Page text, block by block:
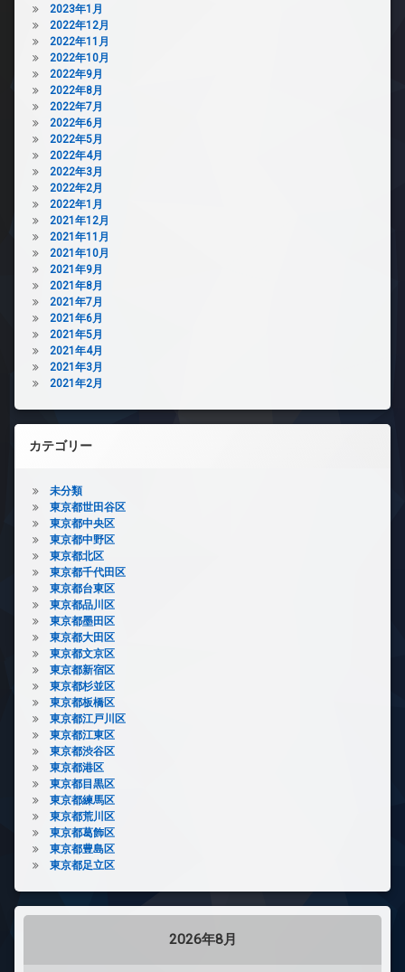
2023年1月
2022年12月
2022年11月
2022年10月
2022年9月
2022年8月
2022年7月
2022年6月
2022年5月
2022年4月
2022年3月
2022年2月
2022年1月
2021年12月
2021年11月
2021年10月
2021年9月
2021年8月
2021年7月
2021年6月
2021年5月
2021年4月
2021年3月
2021年2月
カテゴリー
未分類
東京都世田谷区
東京都中央区
東京都中野区
東京都北区
東京都千代田区
東京都台東区
東京都品川区
東京都墨田区
東京都大田区
東京都文京区
東京都新宿区
東京都杉並区
東京都板橋区
東京都江戸川区
東京都江東区
東京都渋谷区
東京都港区
東京都目黒区
東京都練馬区
東京都荒川区
東京都葛飾区
東京都豊島区
東京都足立区
2026年8月